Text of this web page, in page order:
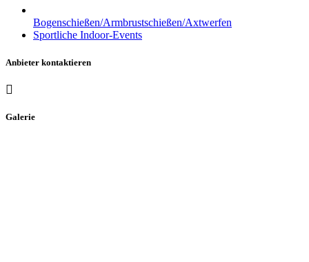
Bogenschießen/Armbrustschießen/Axtwerfen
Sportliche Indoor-Events
Anbieter kontaktieren
Galerie